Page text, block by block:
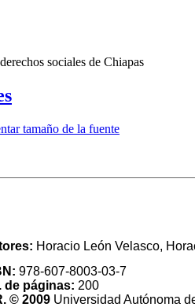
sociales de Chiapas
tamaño de la fuente
Horacio León Velasco,
978-607-8003-03-7
de páginas: 200
© 2009 Universidad Autónoma